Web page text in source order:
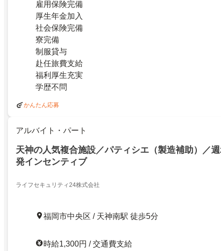
雇用保険完備
厚生年金加入
社会保険完備
寮完備
制服貸与
赴任旅費支給
福利厚生充実
学歴不問
かんたん応募
アルバイト・パート
天神の人気複合施設／パティシエ（製造補助）／
発インセンティブ
ライフセキュリティ24株式会社
福岡市中央区 / 天神南駅 徒歩5分
時給1,300円 / 交通費支給